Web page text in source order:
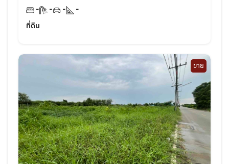
- - -
-
ที่ดิน
ขาย